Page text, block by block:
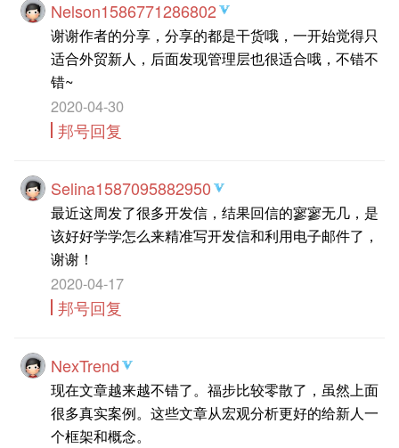
Nelson1586771286802
谢谢作者的分享，分享的都是干货哦，一开始觉得只
适合外贸新人，后面发现管理层也很适合哦，不错不
错~
2020-04-30
邦号回复
Selina1587095882950
最近这周发了很多开发信，结果回信的寥寥无几，是
该好好学学怎么来精准写开发信和利用电子邮件了，
谢谢！
2020-04-17
邦号回复
NexTrend
现在文章越来越不错了。福步比较零散了，虽然上面
很多真实案例。这些文章从宏观分析更好的给新人一
个框架和概念。